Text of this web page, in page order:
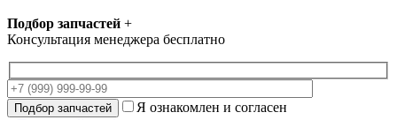
Подбор запчастей +
Консультация менеджера бесплатно
Я ознакомлен и согласен